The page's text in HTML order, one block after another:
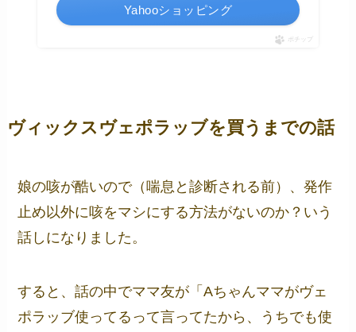
Yahooショッピング
ポチップ
ヴィックスヴェポラッブを買うまでの話
娘の咳が酷いので（喘息と診断される前）、発作
止め以外に咳をマシにする方法がないのか？いう
話しになりました。
すると、話の中でママ友が「Aちゃんママがヴェ
ポラッブ使ってるって言ってたから、うちでも使